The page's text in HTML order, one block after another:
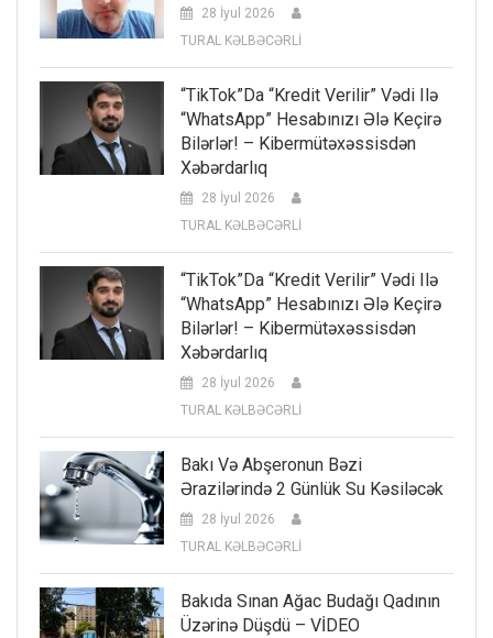
28 İyul 2026
TURAL KƏLBƏCƏRLİ
“TikTok”da “kredit Verilir” Vədi Ilə
“WhatsApp” Hesabınızı Ələ Keçirə
Bilərlər! – Kibermütəxəssisdən
Xəbərdarlıq
28 İyul 2026
TURAL KƏLBƏCƏRLİ
“TikTok”da “kredit Verilir” Vədi Ilə
“WhatsApp” Hesabınızı Ələ Keçirə
Bilərlər! – Kibermütəxəssisdən
Xəbərdarlıq
28 İyul 2026
TURAL KƏLBƏCƏRLİ
Bakı Və Abşeronun Bəzi
Ərazilərində 2 Günlük Su Kəsiləcək
28 İyul 2026
TURAL KƏLBƏCƏRLİ
Bakıda Sınan Ağac Budağı Qadının
Üzərinə Düşdü – VİDEO